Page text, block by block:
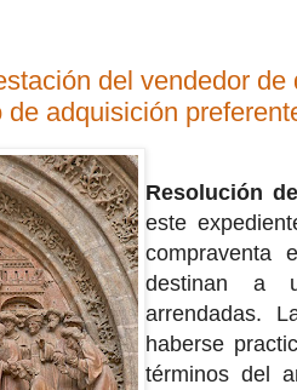
del vendedor
adquisición
Resolución
este
compraventa
destinan a
arrendadas.
haberse
términos del